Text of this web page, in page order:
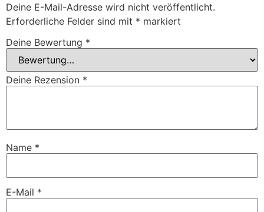
Deine E-Mail-Adresse wird nicht veröffentlicht.
Erforderliche Felder sind mit * markiert
Deine Bewertung *
Deine Rezension *
Name *
E-Mail *